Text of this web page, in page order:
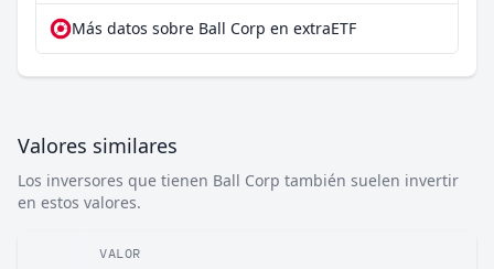
Más datos sobre Ball Corp en extraETF
Valores similares
Los inversores que tienen Ball Corp también suelen invertir
en estos valores.
VALOR